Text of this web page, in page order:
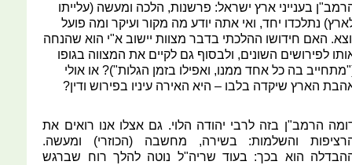
בענייני ארץ ישראל: פרשנות, הלכה ומעשה (עלייתו
נתלכדו יחד, ואי אתה יודע מה מקור ועיקר ומה פועל
האם חידושו ההלכתי בדבר מצוות יישוב א"י הוא שהנחה
לפירושים השונים, ולבסוף גם לקיים את המצווה בגופו
בה כל אחד ממנו, ואפילו בזמן הגלות")? או אולי
הארץ שיקדה בלבו – היא האירה עיניו בפירוש ודין?
הרמב"ן בזה לרבי יהודה הלוי. גם אצלו אנו רואים את
והשלמות: בשירה, מחשבה (הכוזרי) ומעשה.
הוא בכך: בעוד שריה"ל נוטה להלך רוח שברגש